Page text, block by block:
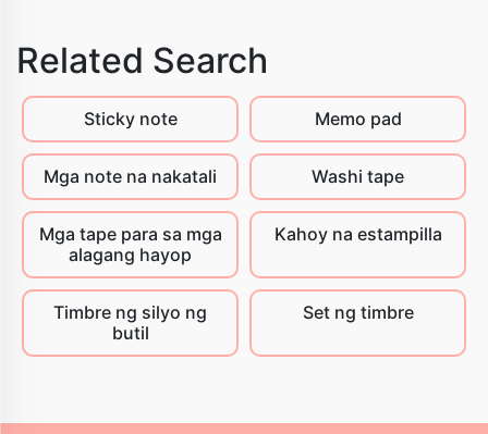
Related Search
Sticky note Memo pad
Mga note na nakatali Washi tape
Mga tape para sa mga
alagang hayop
Kahoy na estampilla
Timbre ng silyo ng
butil
Set ng timbre